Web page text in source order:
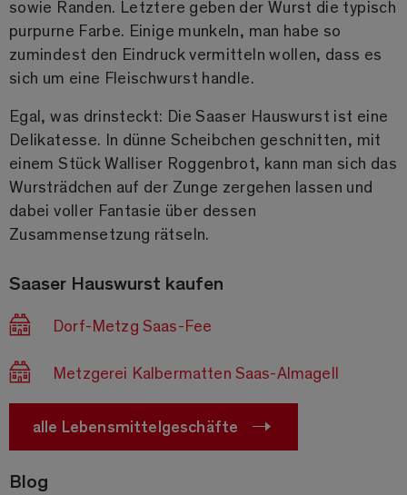
sowie Randen. Letztere geben der Wurst die typisch
purpurne Farbe. Einige munkeln, man habe so
zumindest den Eindruck vermitteln wollen, dass es
sich um eine Fleischwurst handle.
Egal, was drinsteckt: Die Saaser Hauswurst ist eine
Delikatesse. In dünne Scheibchen geschnitten, mit
einem Stück Walliser Roggenbrot, kann man sich das
Wursträdchen auf der Zunge zergehen lassen und
dabei voller Fantasie über dessen
Zusammensetzung rätseln.
Saaser Hauswurst kaufen
Dorf-Metzg Saas-Fee
Metzgerei Kalbermatten Saas-Almagell
alle Lebensmittelgeschäfte
Blog